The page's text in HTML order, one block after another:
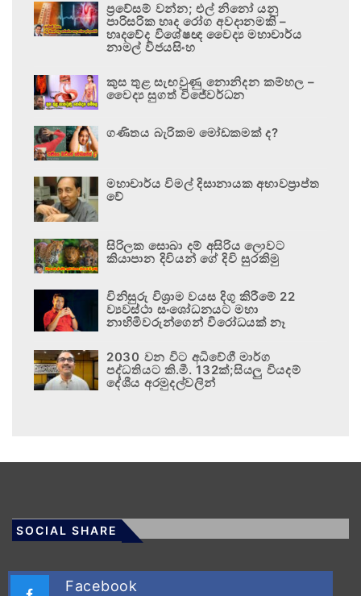
ප්‍රවේසම් වන්න; එල් නිනෝ යනු
පාරිසරික හෘද රෝග අවදානමකි –
හෘදවේද විශේෂඥ වෛද්‍ය මහාචාර්ය
නාමල් විජයසිංහ
කුස තුළ සැඟවුණු නොනිදන කම්හල –
වෛද්‍ය සුගත් විජේවර්ධන
ගණිතය බැරිකම මෝඩකමක් ද?
මහාචාර්ය විමල් දිසානායක අභාවප්‍රාප්ත
වේ
සිරිලක සොබා දම් අසිරිය ලොවට
කියාපාන දිවියන් ගේ දිවි සුරකිමු
විනිසුරු විශ්‍රාම වයස දිගු කිරීමේ 22
ව්‍යවස්ථා සංශෝධනයට මහා
නාහිමිවරුන්ගෙන් විරෝධයක් නෑ
2030 වන විට අධිවේගී මාර්ග
පද්ධතියට කි.මී. 132ක්;සියලු වියදම්
දේශීය අරමුදල්වලින්
SOCIAL SHARE
Facebook